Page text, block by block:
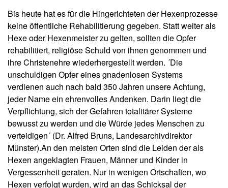
Bis heute hat es für die Hingerichteten der Hexenprozesse
keine öffentliche Rehabilitierung gegeben. Statt weiter als
Hexe oder Hexenmeister zu gelten, sollten die Opfer
rehabilitiert, religiöse Schuld von ihnen genommen und
ihre Christenehre wiederhergestellt werden. ´Die
unschuldigen Opfer eines gnadenlosen Systems
verdienen auch nach bald 350 Jahren unsere Achtung,
jeder Name ein ehrenvolles Andenken. Darin liegt die
Verpflichtung, sich der Gefahren totalitärer Systeme
bewusst zu werden und die Würde jedes Menschen zu
verteidigen´ (Dr. Alfred Bruns, Landesarchivdirektor
Münster).An den meisten Orten sind die Leiden der als
Hexen angeklagten Frauen, Männer und Kinder in
Vergessenheit geraten. Nur in wenigen Ortschaften, wo
Hexen verfolgt wurden, wird an das Schicksal der